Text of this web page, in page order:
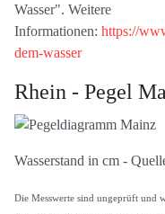
Wasser". Weitere
Informationen: https://
dem-wasser
Rhein - Pegel
Wasserstand in cm -
Die Messwerte sind ungeprüft und